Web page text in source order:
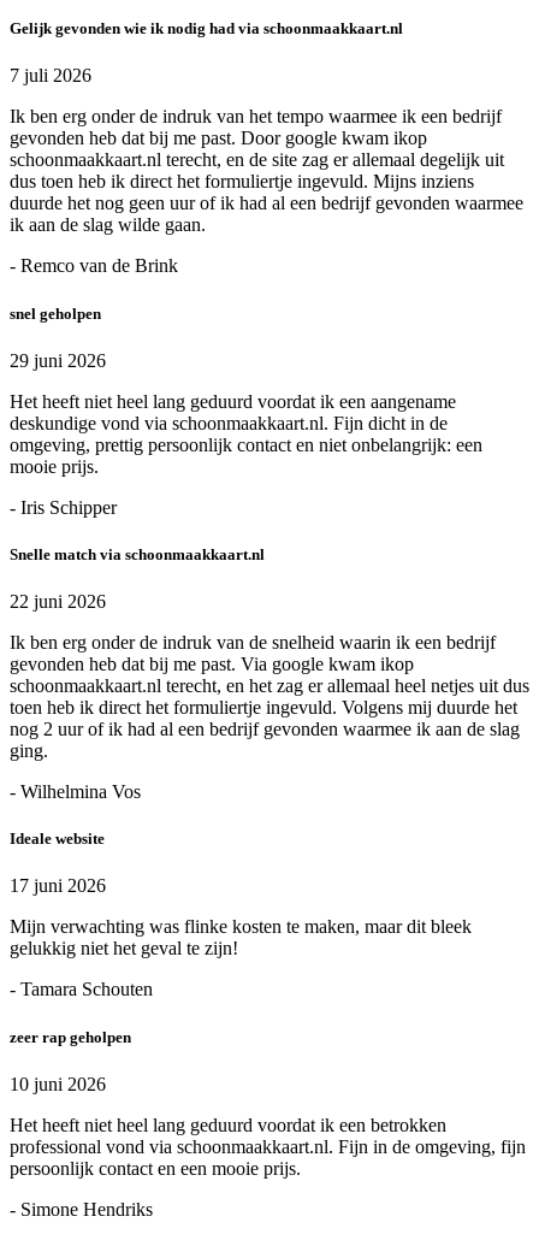
Gelijk gevonden wie ik nodig had via schoonmaakkaart.nl
7 juli 2026
Ik ben erg onder de indruk van het tempo waarmee ik een bedrijf
gevonden heb dat bij me past. Door google kwam ikop
schoonmaakkaart.nl terecht, en de site zag er allemaal degelijk uit
dus toen heb ik direct het formuliertje ingevuld. Mijns inziens
duurde het nog geen uur of ik had al een bedrijf gevonden waarmee
ik aan de slag wilde gaan.
- Remco van de Brink
snel geholpen
29 juni 2026
Het heeft niet heel lang geduurd voordat ik een aangename
deskundige vond via schoonmaakkaart.nl. Fijn dicht in de
omgeving, prettig persoonlijk contact en niet onbelangrijk: een
mooie prijs.
- Iris Schipper
Snelle match via schoonmaakkaart.nl
22 juni 2026
Ik ben erg onder de indruk van de snelheid waarin ik een bedrijf
gevonden heb dat bij me past. Via google kwam ikop
schoonmaakkaart.nl terecht, en het zag er allemaal heel netjes uit dus
toen heb ik direct het formuliertje ingevuld. Volgens mij duurde het
nog 2 uur of ik had al een bedrijf gevonden waarmee ik aan de slag
ging.
- Wilhelmina Vos
Ideale website
17 juni 2026
Mijn verwachting was flinke kosten te maken, maar dit bleek
gelukkig niet het geval te zijn!
- Tamara Schouten
zeer rap geholpen
10 juni 2026
Het heeft niet heel lang geduurd voordat ik een betrokken
professional vond via schoonmaakkaart.nl. Fijn in de omgeving, fijn
persoonlijk contact en een mooie prijs.
- Simone Hendriks